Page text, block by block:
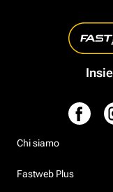
Chi siamo
Fastweb Plus